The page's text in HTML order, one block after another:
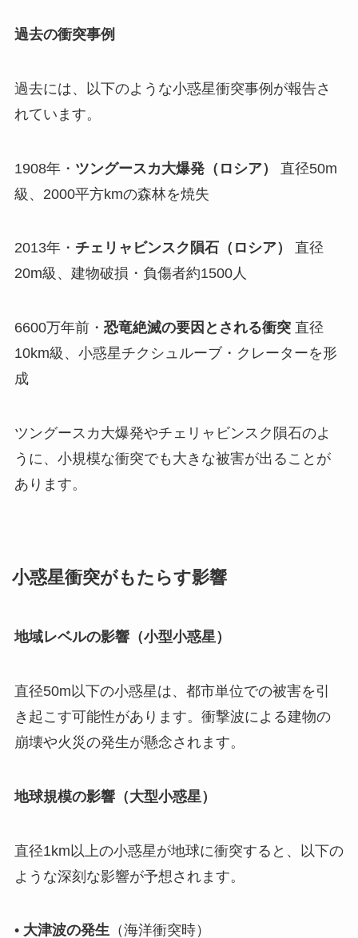
過去の衝突事例
過去には、以下のような小惑星衝突事例が報告さ
れています。
1908年・ ツングースカ大爆発（ロシア）
直径50m
級、2000平方kmの森林を焼失
2013年・ チェリャビンスク隕石（ロシア）
直径
20m級、建物破損・負傷者約1500人
6600万年前・ 恐竜絶滅の要因とされる衝突直径
10km級、小惑星チクシュルーブ・クレーターを形
成
ツングースカ大爆発やチェリャビンスク隕石のよ
うに、小規模な衝突でも大きな被害が出ることが
あります。
小惑星衝突がもたらす影響
地域レベルの影響（小型小惑星）
直径50m以下の小惑星は、都市単位での被害を引
き起こす可能性があります。衝撃波による建物の
崩壊や火災の発生が懸念されます。
地球規模の影響（大型小惑星）
直径1km以上の小惑星が地球に衝突すると、以下の
ような深刻な影響が予想されます。
• 大津波の発生（海洋衝突時）